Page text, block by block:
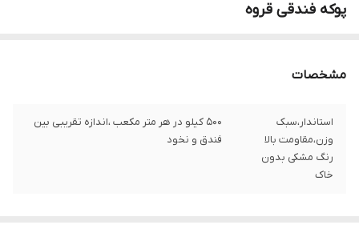
پوکه فندقی قروه
مشخصات
استاندار،سبک
وزن،مقاومت بالا
رنگ مشکی بدون
خاک
۵۰۰ کیلو در هر متر مکعب ،اندازه تقریبی بین
فندق و نخود